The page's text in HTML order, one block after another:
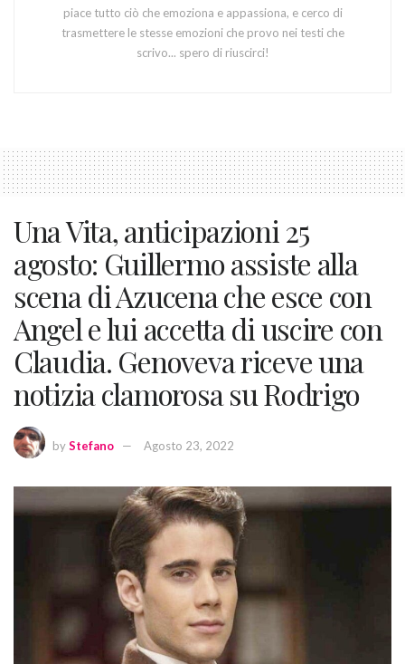
piace tutto ciò che emoziona e appassiona, e cerco di
trasmettere le stesse emozioni che provo nei testi che
scrivo... spero di riuscirci!
Una Vita, anticipazioni 25
agosto: Guillermo assiste alla
scena di Azucena che esce con
Angel e lui accetta di uscire con
Claudia. Genoveva riceve una
notizia clamorosa su Rodrigo
byStefano Agosto 23, 2022